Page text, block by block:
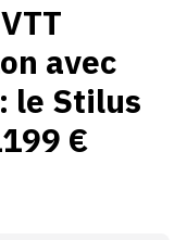
avec
le Stilus
€